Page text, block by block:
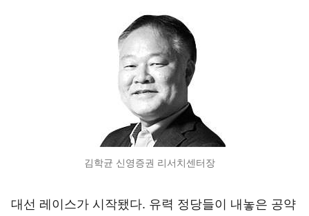
김학균 신영증권 리서치센터장
대선 레이스가 시작됐다. 유력 정당들이 내놓은 공약